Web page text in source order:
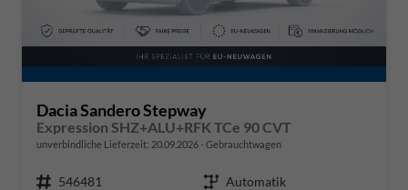
Dacia Sandero Stepway
Expression SHZ+ALU+RFK TCe 90 CVT
unverbindliche Lieferzeit: 20.09.2026 Gebrauchtwagen
Fahrzeugnr. 546481 Getriebe Automatik